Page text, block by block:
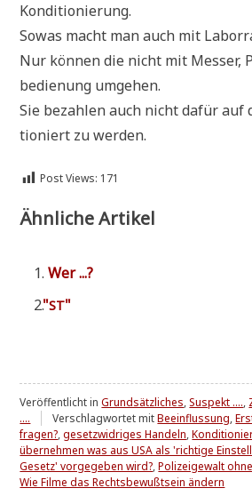
Kon­di­tio­nie­rung.
Sowas macht man auch mit
Nur kön­nen die nicht mit Mes­ser,
be­die­nung umgehen.
Sie bezah­len auch nicht dafür auf
tio­niert zu werden.
Post Views: 171
Ähnliche Artikel
Wer ...?
"ST"
Veröffentlicht inGrundsätzliches,Suspekt ....,
....
Verschlagwortet mitBeeinflussung,
fragen?,gesetzwidriges Handeln,
übernehmen was aus USA als 'richtige
Gesetz' vorgegeben wird?,Polizeigewalt
Wie Filme das Rechtsbewußtsein ändern